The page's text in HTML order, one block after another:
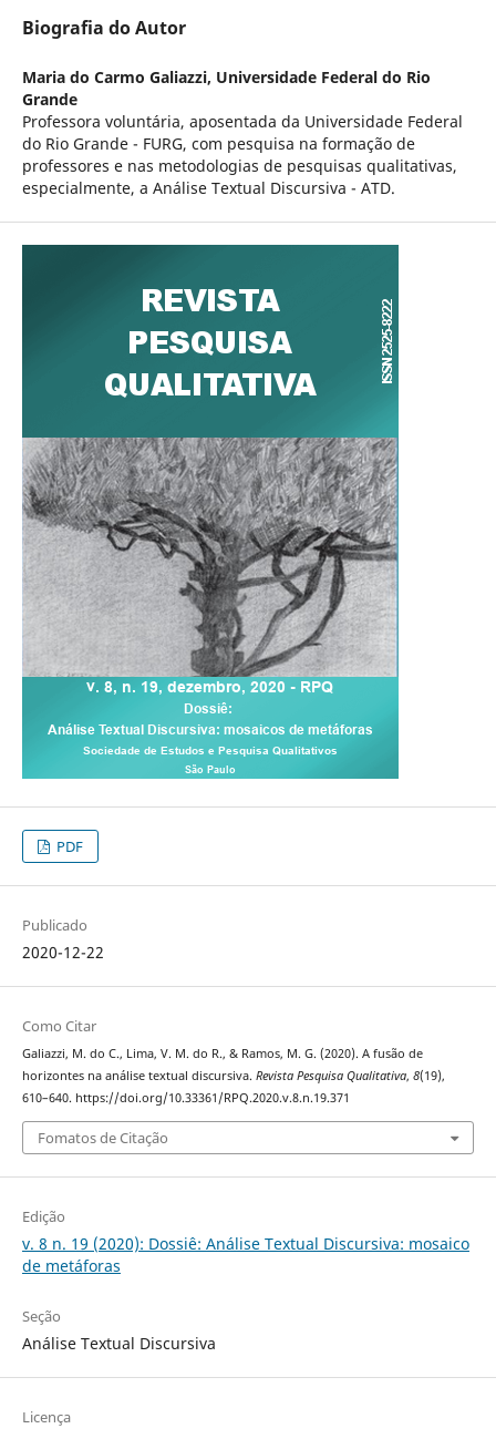
Biografia do Autor
Maria do Carmo Galiazzi, Universidade Federal do Rio
Grande
Professora voluntária, aposentada da Universidade Federal
do Rio Grande - FURG, com pesquisa na formação de
professores e nas metodologias de pesquisas qualitativas,
especialmente, a Análise Textual Discursiva - ATD.
PDF
Publicado
2020-12-22
Como Citar
Galiazzi, M. do C., Lima, V. M. do R., & Ramos, M. G. (2020). A fusão de
horizontes na análise textual discursiva. Revista Pesquisa Qualitativa, 8(19),
610–640. https://doi.org/10.33361/RPQ.2020.v.8.n.19.371
Fomatos de Citação
Edição
v. 8 n. 19 (2020): Dossiê: Análise Textual Discursiva: mosaico
de metáforas
Seção
Análise Textual Discursiva
Licença